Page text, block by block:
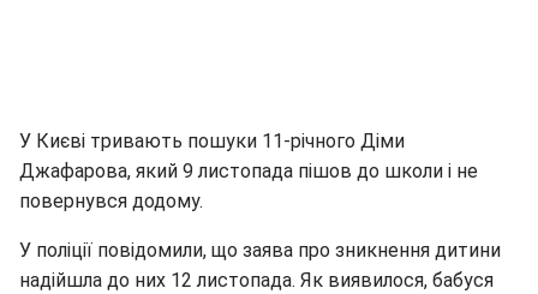
У Києві тривають пошуки 11-річного Діми
Джафарова, який 9 листопада пішов до школи і не
повернувся додому.
У поліції повідомили, що заява про зникнення дитини
надійшла до них 12 листопада. Як виявилося, бабуся